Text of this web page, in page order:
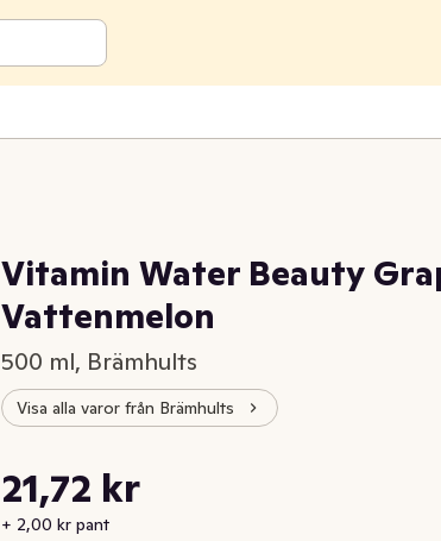
Vitamin Water Beauty
Vattenmelon
500 ml, Brämhults
Visa alla varor från Brämhults
Nuvarande pris är: 21,72 kr
21,72 kr
+ 2,00 kr pant
Styckpris: 43,44 kr /l